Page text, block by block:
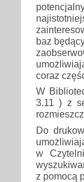
baz
coraz
W
3.11 ) z
Do
w
z pomocą